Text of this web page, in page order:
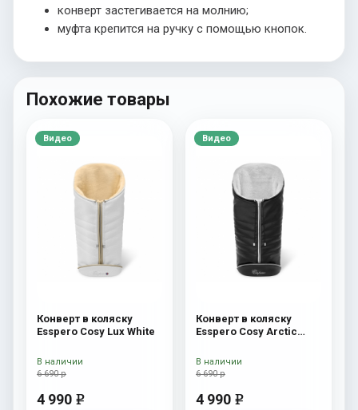
конверт застегивается на молнию;
муфта крепится на ручку с помощью кнопок.
Похожие товары
Видео
Конверт в коляску
Esspero Cosy Lux White
6 690 р
4 990 e
В наличии
Видео
Конверт в коляску
Esspero Cosy Arctic
6 690 р
4 990 e
В наличии